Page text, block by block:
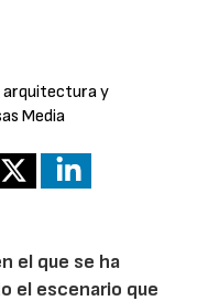
arquitectura y
Media
el que se ha
el escenario que